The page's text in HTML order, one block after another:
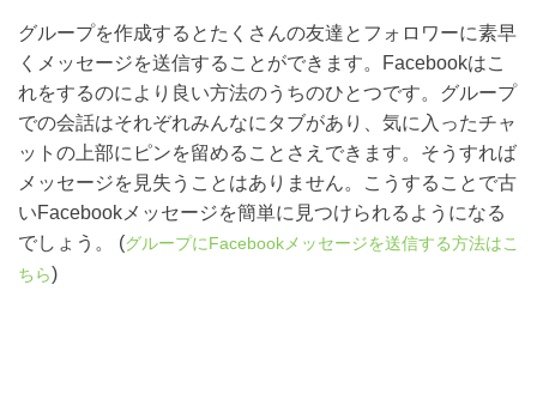
グループを作成するとたくさんの友達とフォロワーに素早
くメッセージを送信することができます。Facebookはこ
れをするのにより良い方法のうちのひとつです。グループ
での会話はそれぞれみんなにタブがあり、気に入ったチャ
ットの上部にピンを留めることさえできます。そうすれば
メッセージを見失うことはありません。こうすることで古
いFacebookメッセージを簡単に見つけられるようになる
でしょう。 (グループにFacebookメッセージを送信する方法はこ
ちら)